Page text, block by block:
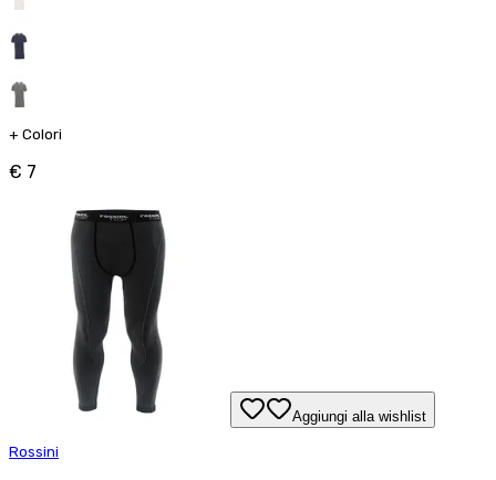
+ Colori
€ 7
Aggiungi alla wishlist
Rossini